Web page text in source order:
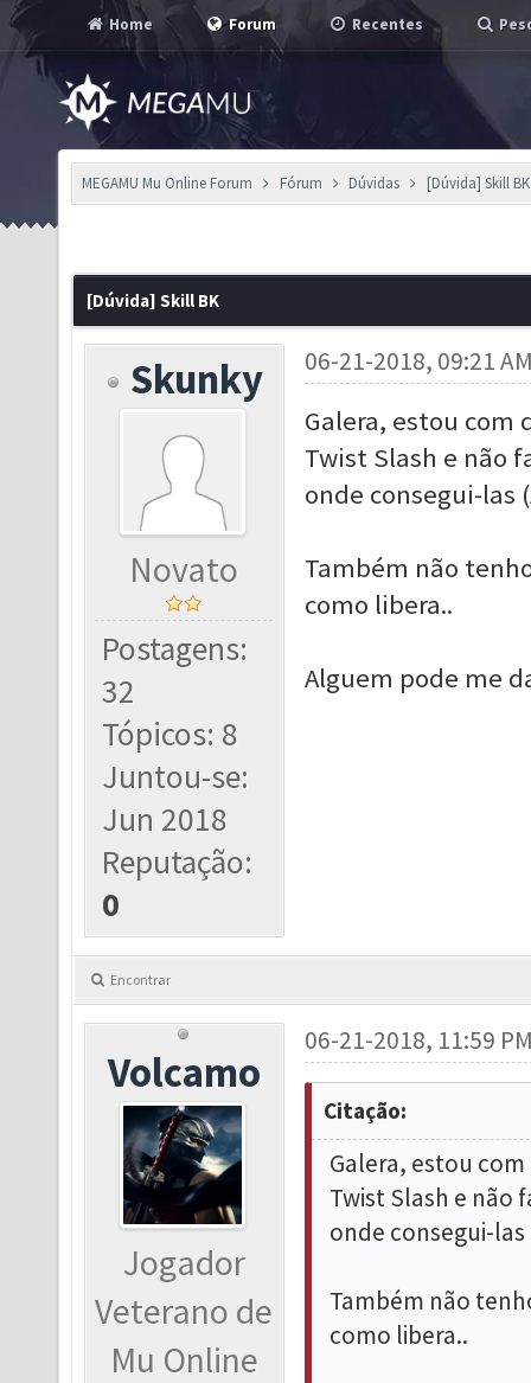
Home Forum Recentes
MEGAMU Mu Online Forum Fórum Dúvidas [Dúvida] Skill BK
[Dúvida] Skill BK
Skunky
Novato
Postagens:
32
Tópicos: 8
Juntou-se:
Jun 2018
Reputação:
0
06-21-2018, 09:21
Galera, estou com
Twist Slash e não
onde consegui-las
Também não
como libera..
Alguem pode me
Encontrar
Volcamo
Jogador
Veterano de
Mu Online
06-21-2018, 11:59
Citação:
Galera, estou
Twist Slash e não
onde consegui-las
Também não
como libera..